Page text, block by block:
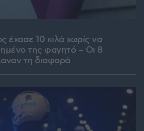
έχασε 10 κιλά χωρίς να
της φαγητό – Οι 8
τη διαφορά